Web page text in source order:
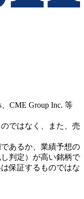
CME Group Inc. 等
ではなく、また、売
あるか、業績予想の
判定）が高い銘柄で
保証するものではな